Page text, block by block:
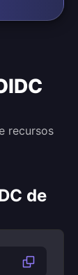
recursos
de